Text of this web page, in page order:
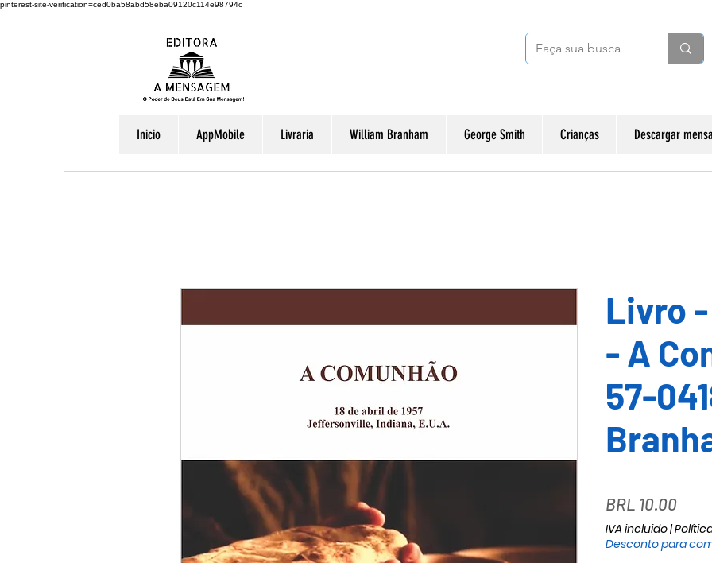
pinterest-site-verification=ced0ba58abd58eba09120c114e98794c
Inicio AppMobile Livraria William Branham George Smith Crianças Descargar
Livro
- A
57-
BRL 10.00Precio
IVA incluido|
Desconto para